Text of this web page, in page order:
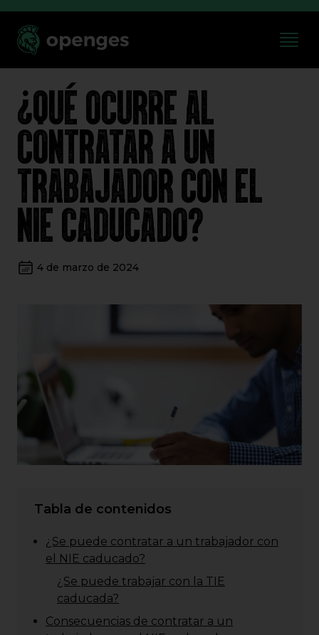
¿QUÉ OCURRE AL
CONTRATAR A UN
TRABAJADOR CON EL
NIE CADUCADO?
4 de marzo de 2024
Tabla de contenidos
¿Se puede contratar a un trabajador con
el NIE caducado?
¿Se puede trabajar con la TIE
caducada?
Consecuencias de contratar a un